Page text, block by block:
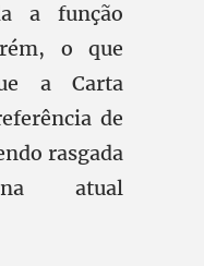
a função
o que
a Carta
de
rasgada
na atual